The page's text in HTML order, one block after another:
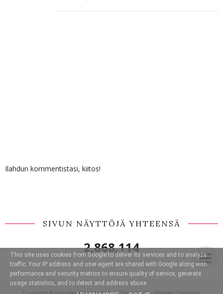
Ilahdun kommentistasi, kiitos!
SIVUN NÄYTTÖJÄ YHTEENSÄ
2,868,114
This site uses cookies from Google to deliver its services and to analyze
traffic. Your IP address and user-agent are shared with Google along with
performance and security metrics to ensure quality of service, generate
usage statistics, and to detect and address abuse.